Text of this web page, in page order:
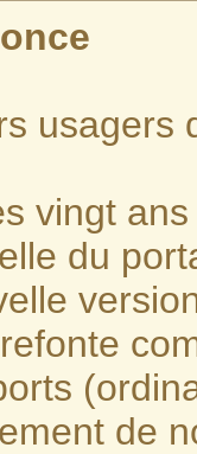
usagers
vingt
du
de